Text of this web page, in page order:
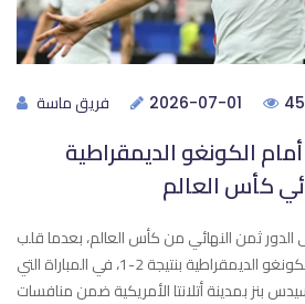
فريق ماسة 2026-07-01
الكونغو الديمقراطية
كأس العالم
الدور ثمن النهائي من كأس العالم، بعدما قلب
تأخره إلى فوز على منتخب الكونغو الديمقراطية بنتيجة 2-1، في المباراة التي
بنز بمدينة أتلانتا الأمريكية ضمن منافسات